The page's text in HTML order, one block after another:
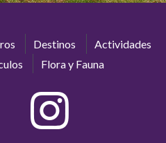
Destinos
Actividades
Flora y Fauna